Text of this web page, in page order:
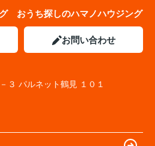
おうち探しのハマノハウジング
お問い合わせ
３ パルネット鶴見 １０１